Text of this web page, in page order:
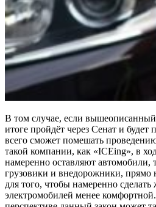
В том случае, если
итоге пройдёт через Сенат и будет
всего сможет помешать
такой компании, как «ICEing», в
намеренно оставляют автомобили,
грузовики и внедорожники, прямо
для того, чтобы намеренно сделать
электромобилей менее